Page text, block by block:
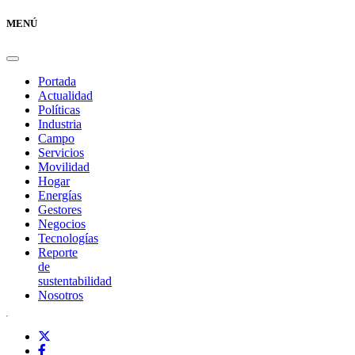
MENÚ
Portada
Actualidad
Políticas
Industria
Campo
Servicios
Movilidad
Hogar
Energías
Gestores
Negocios
Tecnologías
Reporte
de
sustentabilidad
Nosotros